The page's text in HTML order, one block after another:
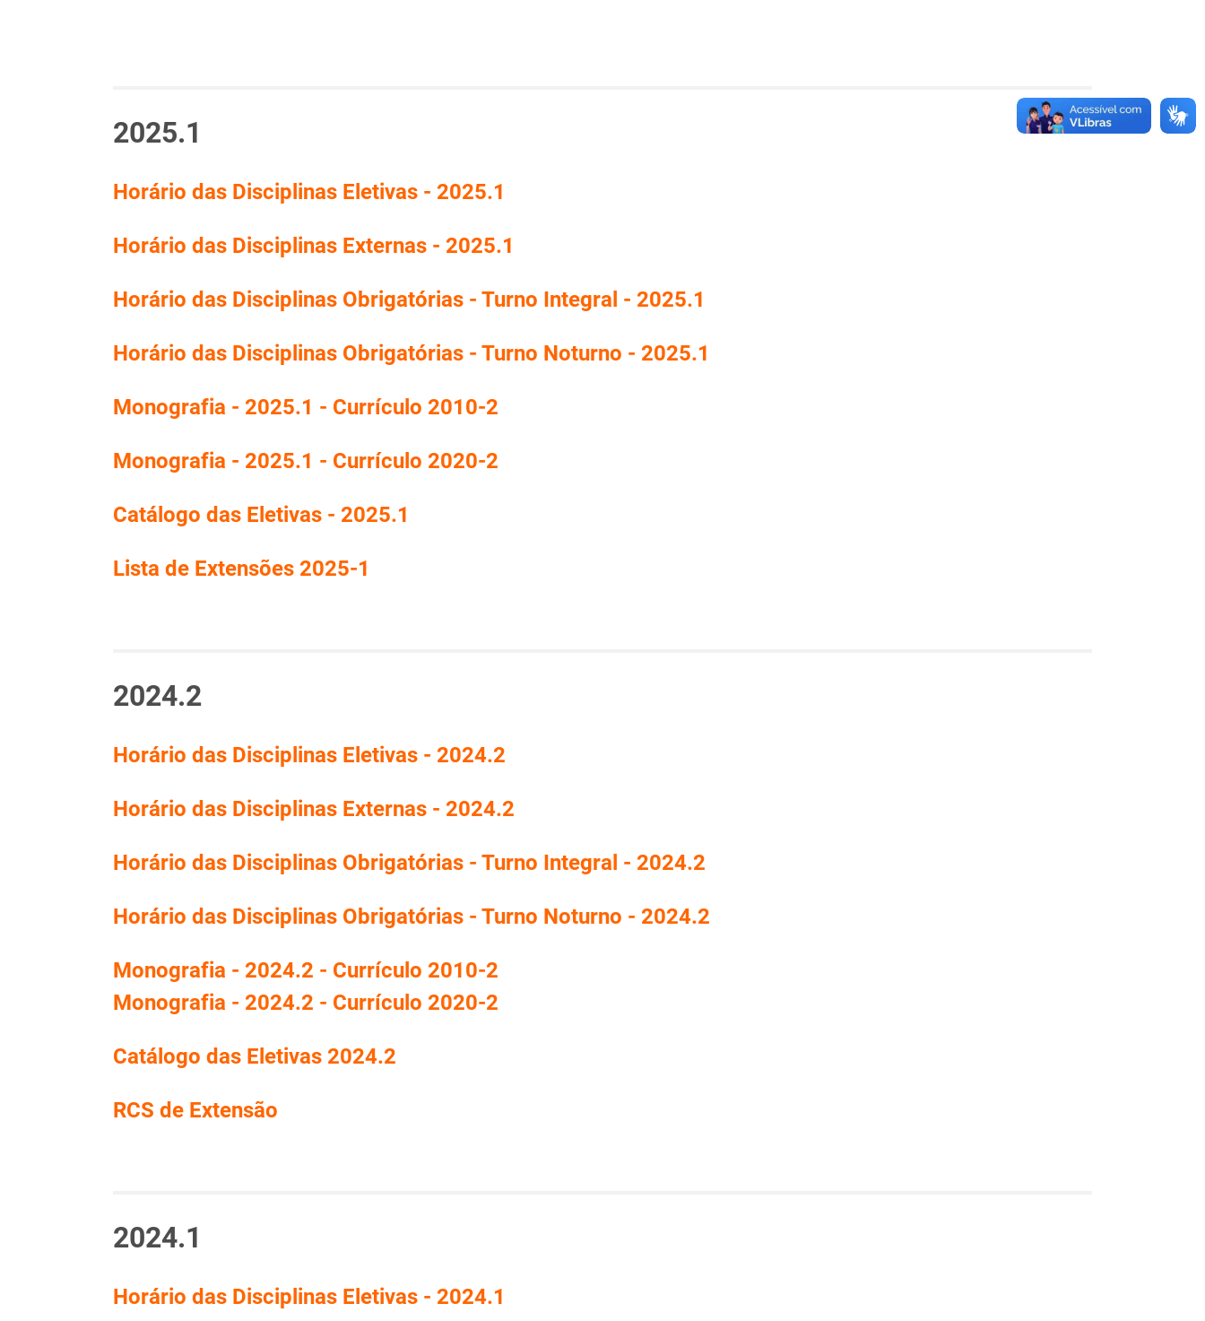
2025.1
Horário das Disciplinas Eletivas - 2025.1
Horário das Disciplinas Externas - 2025.1
Horário das Disciplinas Obrigatórias - Turno Integral - 2025.1
Horário das Disciplinas Obrigatórias - Turno Noturno - 2025.1
Monografia - 2025.1 - Currículo 2010-2
Monografia - 2025.1 - Currículo 2020-2
Catálogo das Eletivas - 2025.1
Lista de Extensões 2025-1
2024.2
Horário das Disciplinas Eletivas - 2024.2
Horário das Disciplinas Externas - 2024.2
Horário das Disciplinas Obrigatórias - Turno Integral - 2024.2
Horário das Disciplinas Obrigatórias - Turno Noturno - 2024.2
Monografia - 2024.2 - Currículo 2010-2
Monografia - 2024.2 - Currículo 2020-2
Catálogo das Eletivas 2024.2
RCS de Extensão
2024.1
Horário das Disciplinas Eletivas - 2024.1